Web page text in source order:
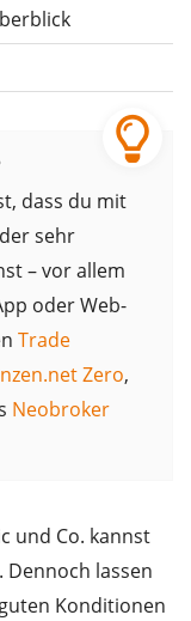
dass du mit
sehr
– vor allem
oder Web-
Trade
Zero,
Neobroker
und Co. kannst
Dennoch lassen
Konditionen